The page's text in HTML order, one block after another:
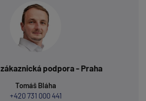
podpora - Praha
Tomáš Bláha
+420 731 000 441